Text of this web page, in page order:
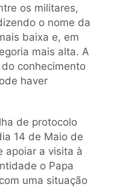
os militares,
o nome da
baixa e, em
mais alta. A
conhecimento
haver
de protocolo
14 de Maio de
apoiar a visita à
o Papa
uma situação